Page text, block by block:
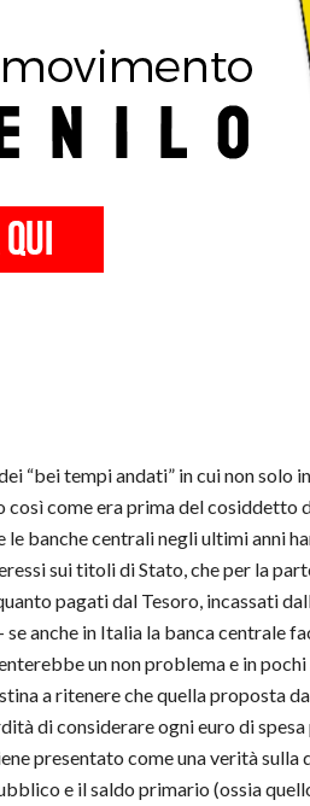
“bei tempi andati” in cui non solo
come era prima del
le banche centrali negli ultimi
sui titoli di Stato, che per la
pagati dal Tesoro, incassati
anche in Italia la banca
un non problema e in
a ritenere che quella proposta
di considerare ogni euro di
presentato come una verità sulla
e il saldo primario (ossia